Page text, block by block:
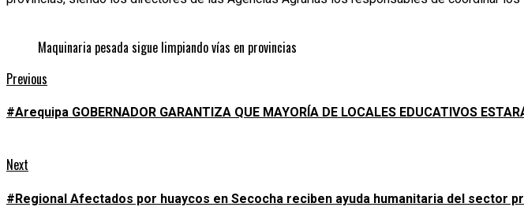
Maquinaria pesada sigue limpiando vías en provincias
Continue
Reading
Previous
#Arequipa GOBERNADOR GARANTIZA QUE MAYORÍA DE LOCALES EDUCATIVOS
Next
#Regional Afectados por huaycos en Secocha reciben ayuda humanitaria del sector